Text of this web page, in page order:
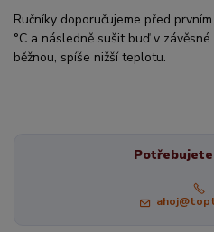
Ručníky doporučujeme před
°C a následně sušit buď v
běžnou, spíše nižší teplotu.